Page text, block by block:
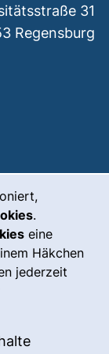
.
eine
Häkchen
jederzeit
akzeptieren
: Externe
Link, öffnet
31
Regensburg